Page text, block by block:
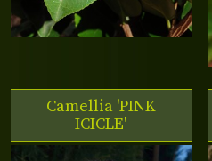
Camellia 'PINK
ICICLE'